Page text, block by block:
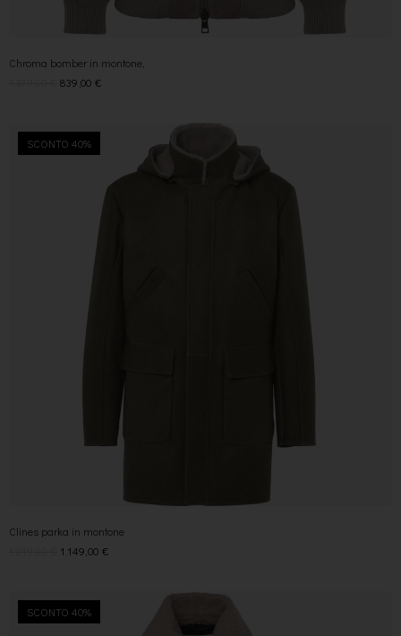
Chroma bomber in montone,
839,00€
SCONTO 40%
Clines parka in montone
1.149,00€
SCONTO 40%